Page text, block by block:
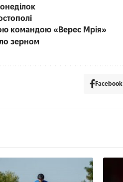
командою «Верес Мрія»
зерном
Facebook